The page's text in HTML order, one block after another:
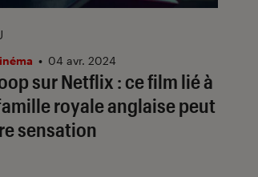
sur Netflix : ce film lié à
royale anglaise peut
sensation
• 04 avr. 2024